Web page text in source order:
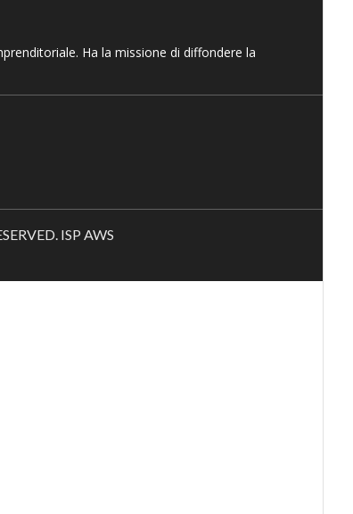
Ha la missione di diffondere la
ISP AWS